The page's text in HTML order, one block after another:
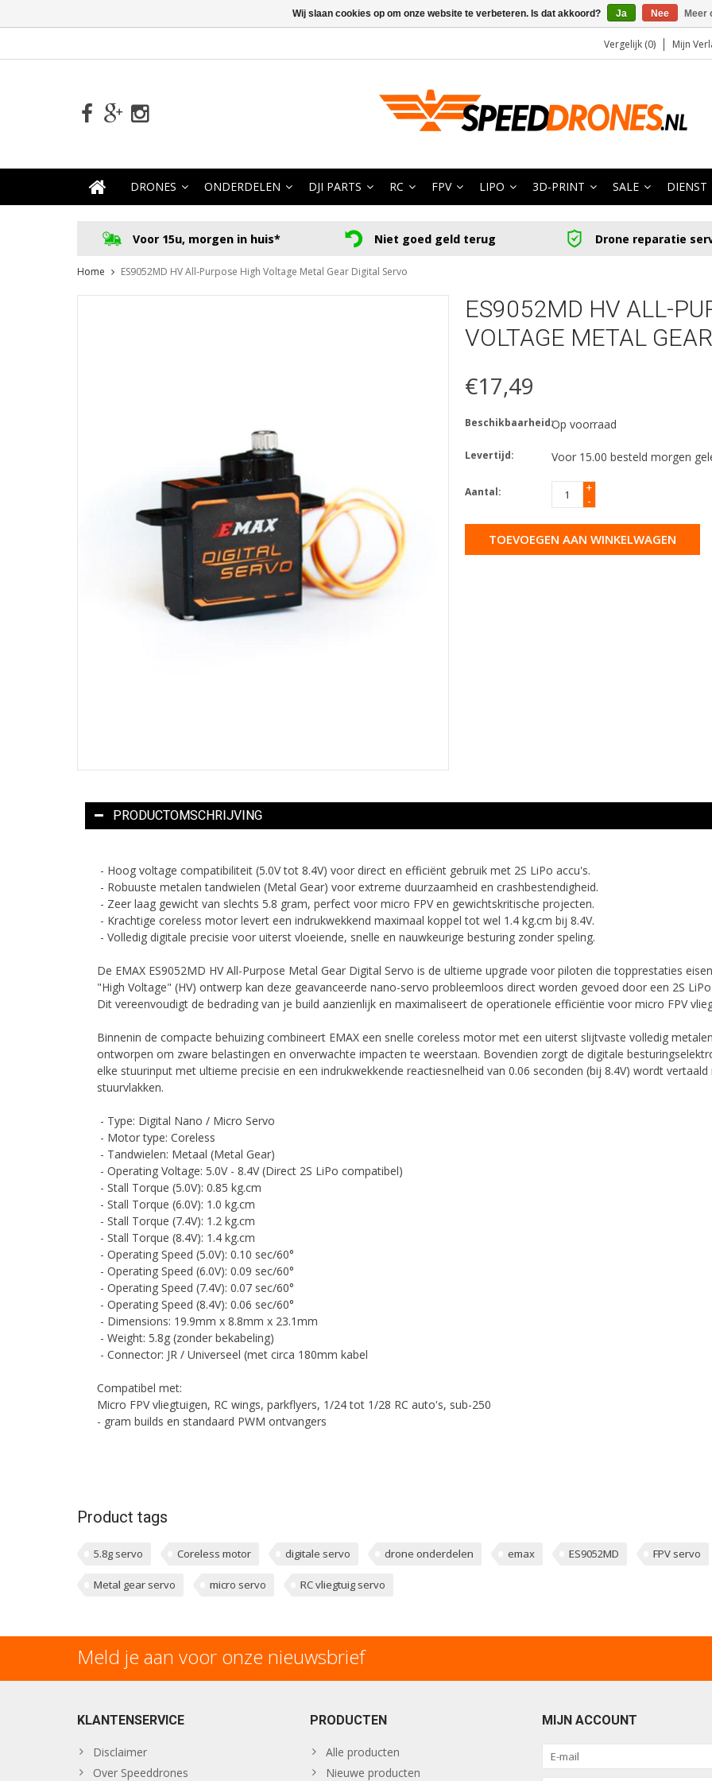
Vergelijk (0) Mijn
DRONES ONDERDELEN DJI PARTS RC FPV LIPO 3D-PRINT SALE DIENST
Voor 15u, morgen in huis* Niet goed geld terug Drone reparatie
Home ES9052MD HV All-Purpose High Voltage Metal Gear Digital Servo
ES9052MD HV ALL-
VOLTAGE METAL
€17,49
Beschikbaarheid:Op voorraad
Levertijd: Voor 15.00 besteld morgen
Aantal:
+
-
TOEVOEGEN AAN WINKELWAGEN
PRODUCTOMSCHRIJVING
- Hoog voltage compatibiliteit (5.0V tot 8.4V) voor direct en efficiënt gebruik met 2S LiPo accu's.
- Robuuste metalen tandwielen (Metal Gear) voor extreme duurzaamheid en crashbestendigheid.
- Zeer laag gewicht van slechts 5.8 gram, perfect voor micro FPV en gewichtskritische projecten.
- Krachtige coreless motor levert een indrukwekkend maximaal koppel tot wel 1.4 kg.cm bij 8.4V.
- Volledig digitale precisie voor uiterst vloeiende, snelle en nauwkeurige besturing zonder speling.
De EMAX ES9052MD HV All-Purpose Metal Gear Digital Servo is de ultieme upgrade voor piloten die topprestaties
"High Voltage" (HV) ontwerp kan deze geavanceerde nano-servo probleemloos direct worden gevoed door een 2S
Dit vereenvoudigt de bedrading van je build aanzienlijk en maximaliseert de operationele efficiëntie voor micro FPV
Binnenin de compacte behuizing combineert EMAX een snelle coreless motor met een uiterst slijtvaste volledig
ontworpen om zware belastingen en onverwachte impacten te weerstaan. Bovendien zorgt de digitale
elke stuurinput met ultieme precisie en een indrukwekkende reactiesnelheid van 0.06 seconden (bij 8.4V) wordt
stuurvlakken.
- Type: Digital Nano / Micro Servo
- Motor type: Coreless
- Tandwielen: Metaal (Metal Gear)
- Operating Voltage: 5.0V - 8.4V (Direct 2S LiPo compatibel)
- Stall Torque (5.0V): 0.85 kg.cm
- Stall Torque (6.0V): 1.0 kg.cm
- Stall Torque (7.4V): 1.2 kg.cm
- Stall Torque (8.4V): 1.4 kg.cm
- Operating Speed (5.0V): 0.10 sec/60°
- Operating Speed (6.0V): 0.09 sec/60°
- Operating Speed (7.4V): 0.07 sec/60°
- Operating Speed (8.4V): 0.06 sec/60°
- Dimensions: 19.9mm x 8.8mm x 23.1mm
- Weight: 5.8g (zonder bekabeling)
- Connector: JR / Universeel (met circa 180mm kabel
Compatibel met:
Micro FPV vliegtuigen, RC wings, parkflyers, 1/24 tot 1/28 RC auto's, sub-250
- gram builds en standaard PWM ontvangers
Product tags
5.8g servo Coreless motor digitale servo drone onderdelen emax ES9052MD FPV servo
Metal gear servo micro servo RC vliegtuig servo
Meld je aan voor onze nieuwsbrief
KLANTENSERVICE
Disclaimer
Over Speeddrones
PRODUCTEN
Alle producten
Nieuwe producten
MIJN ACCOUNT
Wij slaan cookies op om onze website te verbeteren. Is dat akkoord? Ja Nee Meer